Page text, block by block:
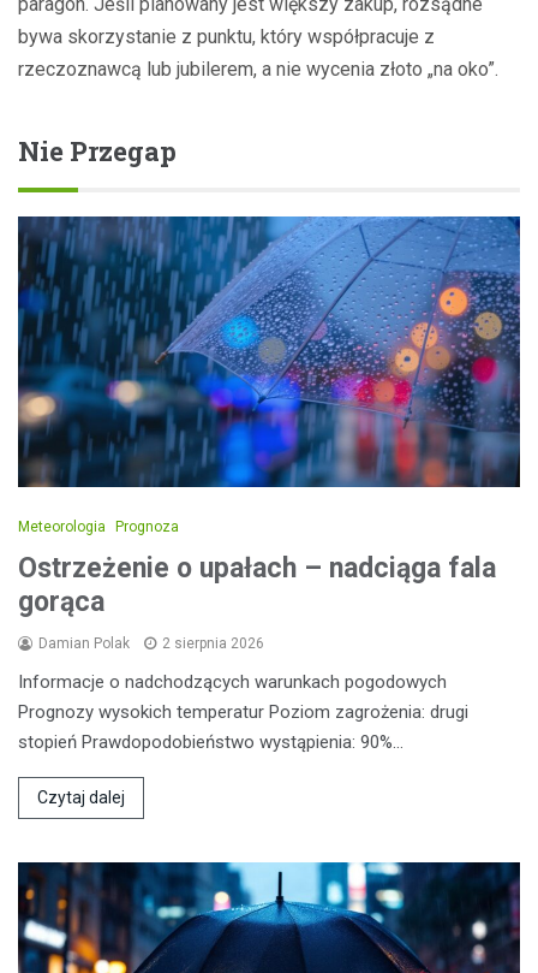
bywa skorzystanie z punktu, który współpracuje z
rzeczoznawcą lub jubilerem, a nie wycenia złoto „na oko”.
Nie Przegap
Meteorologia Prognoza
Ostrzeżenie o upałach – nadciąga fala
gorąca
Damian Polak 2 sierpnia 2026
Informacje o nadchodzących warunkach pogodowych
Prognozy wysokich temperatur Poziom zagrożenia: drugi
stopień Prawdopodobieństwo wystąpienia: 90%…
Czytaj dalej